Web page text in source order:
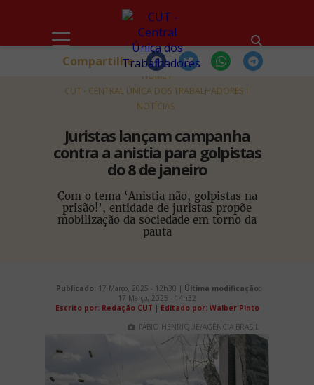
HOME
CUT - CENTRAL ÚNICA DOS TRABALHADORES
NOTÍCIAS
Juristas lançam campanha
contra a anistia para golpistas
do 8 de janeiro
Com o tema ‘Anistia não, golpistas na
prisão!’, entidade de juristas propõe
mobilização da sociedade em torno da
pauta
Compartilhe
Publicado: 17 Março, 2025 - 12h30 | Última modificação:
17 Março, 2025 - 14h32
Escrito por: Redação CUT | Editado por: Walber Pinto
FÁBIO HENRIQUE/AGÊNCIA BRASIL